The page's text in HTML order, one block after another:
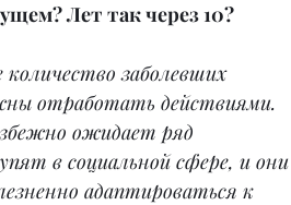
Лет так через 10?
заболевших
отработать действиями.
ожидает ряд
в социальной сфере, и они
адаптироваться к